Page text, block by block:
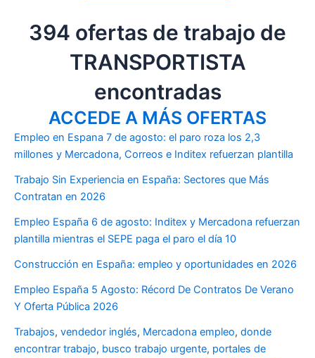
394 ofertas de trabajo de
TRANSPORTISTA
encontradas
ACCEDE A MÁS OFERTAS
Empleo en Espana 7 de agosto: el paro roza los 2,3
millones y Mercadona, Correos e Inditex refuerzan plantilla
Trabajo Sin Experiencia en España: Sectores que Más
Contratan en 2026
Empleo España 6 de agosto: Inditex y Mercadona refuerzan
plantilla mientras el SEPE paga el paro el día 10
Construcción en España: empleo y oportunidades en 2026
Empleo España 5 Agosto: Récord De Contratos De Verano
Y Oferta Pública 2026
Trabajos, vendedor inglés, Mercadona empleo, donde
encontrar trabajo, busco trabajo urgente, portales de